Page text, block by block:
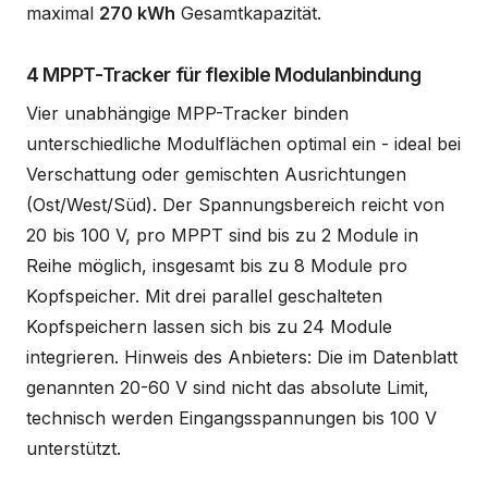
maximal 270 kWh Gesamtkapazität.
4 MPPT-Tracker für flexible Modulanbindung
Vier unabhängige MPP-Tracker binden
unterschiedliche Modulflächen optimal ein - ideal bei
Verschattung oder gemischten Ausrichtungen
(Ost/West/Süd). Der Spannungsbereich reicht von
20 bis 100 V, pro MPPT sind bis zu 2 Module in
Reihe möglich, insgesamt bis zu 8 Module pro
Kopfspeicher. Mit drei parallel geschalteten
Kopfspeichern lassen sich bis zu 24 Module
integrieren. Hinweis des Anbieters: Die im Datenblatt
genannten 20-60 V sind nicht das absolute Limit,
technisch werden Eingangsspannungen bis 100 V
unterstützt.